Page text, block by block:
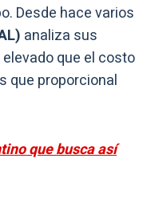
Desde hace varios
analiza sus
que el costo
que proporcional
que busca así